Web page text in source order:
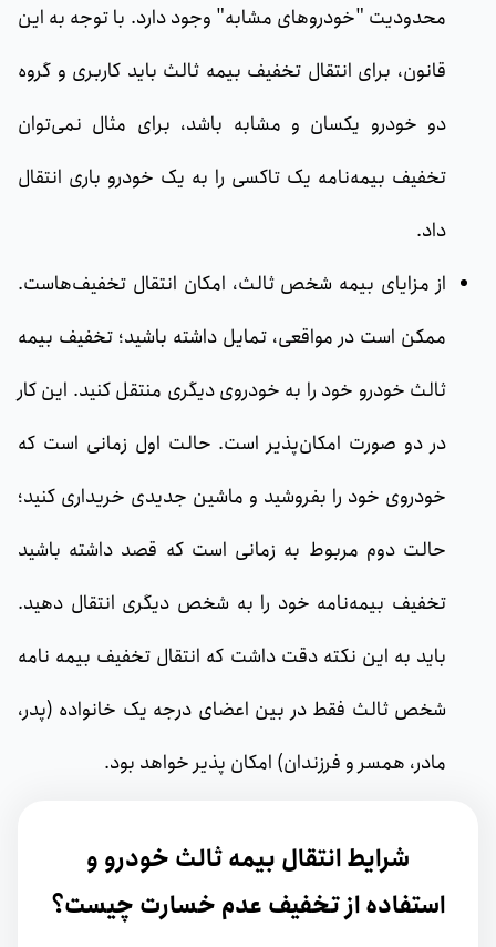
محدودیت "خودروهای مشابه" وجود دارد. با توجه به این
قانون، برای انتقال تخفیف بیمه ثالث باید کاربری و گروه
دو خودرو یکسان و مشابه باشد، برای مثال نمی‌توان
تخفیف بیمه‌نامه یک تاکسی را به یک خودرو باری انتقال
داد.
از مزایای بیمه شخص ثالث، امکان انتقال تخفیف‌هاست.
ممکن است در مواقعی، تمایل داشته باشید؛ تخفیف بیمه
ثالث خودرو خود را به خودروی دیگری منتقل کنید. این کار
در دو صورت امکان‌پذیر است. حالت اول زمانی است که
خودروی خود را بفروشید و ماشین جدیدی خریداری کنید؛
حالت دوم مربوط به زمانی است که قصد داشته باشید
تخفیف بیمه‌نامه خود را به شخص دیگری انتقال دهید.
باید به این نکته دقت داشت که انتقال تخفیف بیمه نامه
شخص ثالث فقط در بین اعضای درجه یک خانواده (پدر،
مادر، همسر و فرزندان) امکان پذیر خواهد بود.
شرایط انتقال بیمه ثالث خودرو و
استفاده از تخفیف عدم خسارت چیست؟